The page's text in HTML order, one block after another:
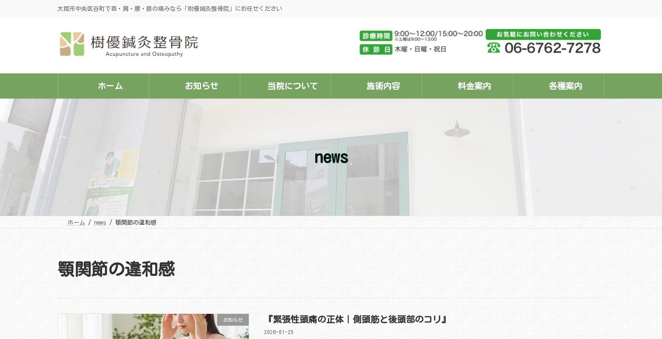
大阪市中央区谷町で首・肩・腰・膝の痛みなら「樹優鍼灸整骨院」にお任せください
ホーム お知らせ 当院について 施術内容 料金案内 各種案内
news
ホーム news 顎関節の違和感
顎関節の違和感
お知らせ 『緊張性頭痛の正体｜側頭筋と後頭部のコリ』
2026-01-25